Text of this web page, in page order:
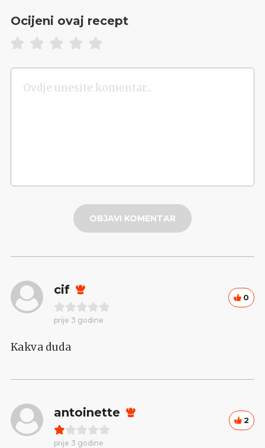
Ocijeni ovaj recept
OBJAVI KOMENTAR
cif
prije 3 godine
0
Kakva duda
antoinette
prije 3 godine
2